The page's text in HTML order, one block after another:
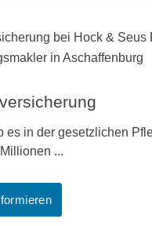
es in der gesetzlichen
...